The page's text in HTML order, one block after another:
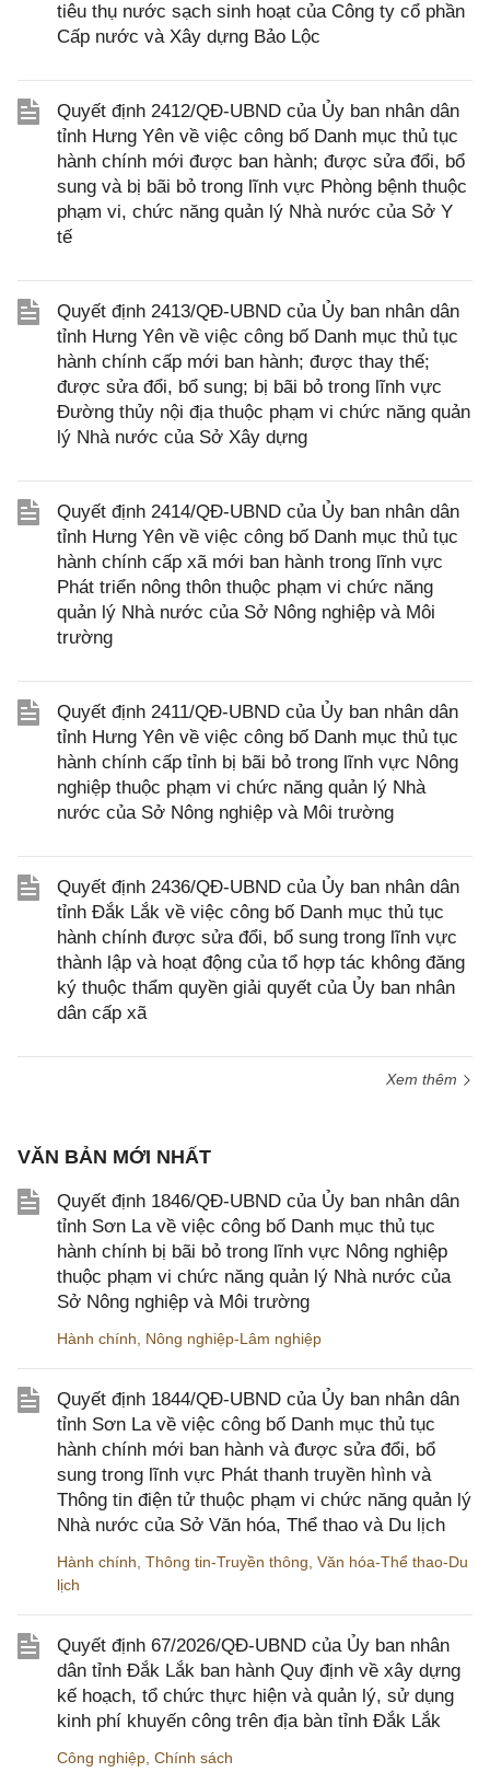
tiêu thụ nước sạch sinh hoạt của Công ty cổ phần
Cấp nước và Xây dựng Bảo Lộc
Quyết định 2412/QĐ-UBND của Ủy ban nhân dân
tỉnh Hưng Yên về việc công bố Danh mục thủ tục
hành chính mới được ban hành; được sửa đổi, bổ
sung và bị bãi bỏ trong lĩnh vực Phòng bệnh thuộc
phạm vi, chức năng quản lý Nhà nước của Sở Y
tế
Quyết định 2413/QĐ-UBND của Ủy ban nhân dân
tỉnh Hưng Yên về việc công bố Danh mục thủ tục
hành chính cấp mới ban hành; được thay thế;
được sửa đổi, bổ sung; bị bãi bỏ trong lĩnh vực
Đường thủy nội địa thuộc phạm vi chức năng quản
lý Nhà nước của Sở Xây dựng
Quyết định 2414/QĐ-UBND của Ủy ban nhân dân
tỉnh Hưng Yên về việc công bố Danh mục thủ tục
hành chính cấp xã mới ban hành trong lĩnh vực
Phát triển nông thôn thuộc phạm vi chức năng
quản lý Nhà nước của Sở Nông nghiệp và Môi
trường
Quyết định 2411/QĐ-UBND của Ủy ban nhân dân
tỉnh Hưng Yên về việc công bố Danh mục thủ tục
hành chính cấp tỉnh bị bãi bỏ trong lĩnh vực Nông
nghiệp thuộc phạm vi chức năng quản lý Nhà
nước của Sở Nông nghiệp và Môi trường
Quyết định 2436/QĐ-UBND của Ủy ban nhân dân
tỉnh Đắk Lắk về việc công bố Danh mục thủ tục
hành chính được sửa đổi, bổ sung trong lĩnh vực
thành lập và hoạt động của tổ hợp tác không đăng
ký thuộc thẩm quyền giải quyết của Ủy ban nhân
dân cấp xã
Xem thêm
VĂN BẢN MỚI NHẤT
Quyết định 1846/QĐ-UBND của Ủy ban nhân dân
tỉnh Sơn La về việc công bố Danh mục thủ tục
hành chính bị bãi bỏ trong lĩnh vực Nông nghiệp
thuộc phạm vi chức năng quản lý Nhà nước của
Sở Nông nghiệp và Môi trường
Hành chính Nông nghiệp-Lâm nghiệp
Quyết định 1844/QĐ-UBND của Ủy ban nhân dân
tỉnh Sơn La về việc công bố Danh mục thủ tục
hành chính mới ban hành và được sửa đổi, bổ
sung trong lĩnh vực Phát thanh truyền hình và
Thông tin điện tử thuộc phạm vi chức năng quản lý
Nhà nước của Sở Văn hóa, Thể thao và Du lịch
Hành chính Thông tin-Truyền thông Văn hóa-Thể thao-Du
lịch
Quyết định 67/2026/QĐ-UBND của Ủy ban nhân
dân tỉnh Đắk Lắk ban hành Quy định về xây dựng
kế hoạch, tổ chức thực hiện và quản lý, sử dụng
kinh phí khuyến công trên địa bàn tỉnh Đắk Lắk
Công nghiệp Chính sách